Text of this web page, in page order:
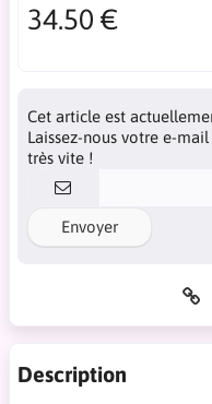
34.50 €
Cet article est
Laissez-nous votre e-mail
très vite !
Envoyer
Description